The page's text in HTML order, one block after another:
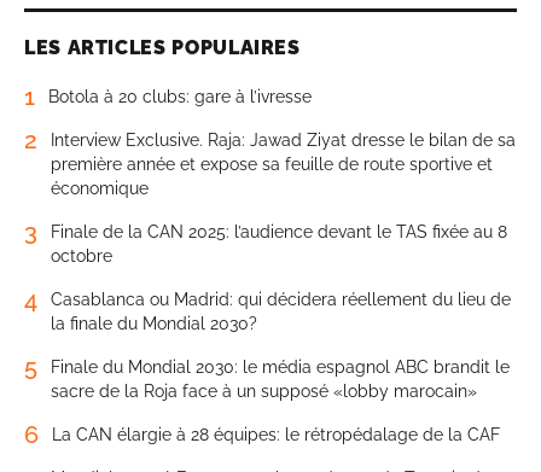
LES ARTICLES POPULAIRES
1 Botola à 20 clubs: gare à l’ivresse
2
Interview Exclusive. Raja: Jawad Ziyat dresse le bilan de sa
première année et expose sa feuille de route sportive et
économique
3
Finale de la CAN 2025: l’audience devant le TAS fixée au 8
octobre
4
Casablanca ou Madrid: qui décidera réellement du lieu de
la finale du Mondial 2030?
5
Finale du Mondial 2030: le média espagnol ABC brandit le
sacre de la Roja face à un supposé «lobby marocain»
6 La CAN élargie à 28 équipes: le rétropédalage de la CAF